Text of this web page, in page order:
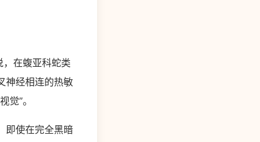
在蝮亚科蛇类
神经相连的热敏
觉”。
即使在完全黑暗